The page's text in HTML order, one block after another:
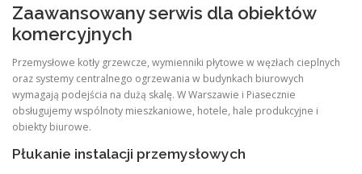
Zaawansowany serwis dla obiektów
komercyjnych
Przemysłowe kotły grzewcze, wymienniki płytowe w węzłach cieplnych
oraz systemy centralnego ogrzewania w budynkach biurowych
wymagają podejścia na dużą skalę. W Warszawie i Piasecznie
obsługujemy wspólnoty mieszkaniowe, hotele, hale produkcyjne i
obiekty biurowe.
Płukanie instalacji przemysłowych